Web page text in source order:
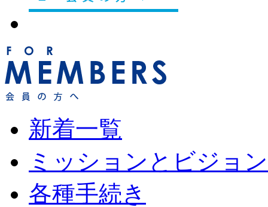
新着一覧
ミッションとビジョン
各種手続き